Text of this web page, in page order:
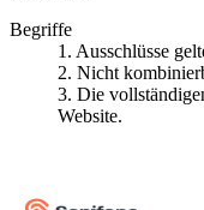
Begriffe
1. Ausschlüsse
2. Nicht
3. Die
Website.